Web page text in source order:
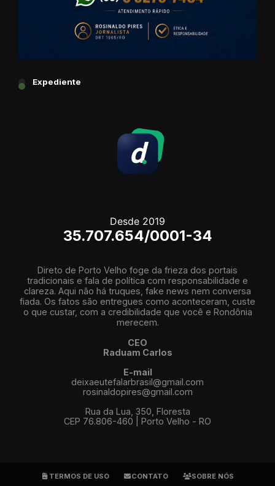
Expediente
Desde 2019
35.707.654/0001-34
Direto de Porto Velho foge da frieza dos portais
tradicionais e fala de política com responsabilidade e
clareza. Aqui não há truques, fake news nem conversa
fiada. Os fatos são entregues como aconteceram, custe
o que custar, com a credibilidade que você e Rondônia
merecem.
CEO
Raduam Carlos
E-mail
deixaeutefalarbrasil@gmail.com
rosinaldopires@gmail.com
Rua da Lua, 350, Floresta
CEP 76.806-460 | Porto Velho - RO
TERMOS DE USO CONTATO SOBRE NÓS